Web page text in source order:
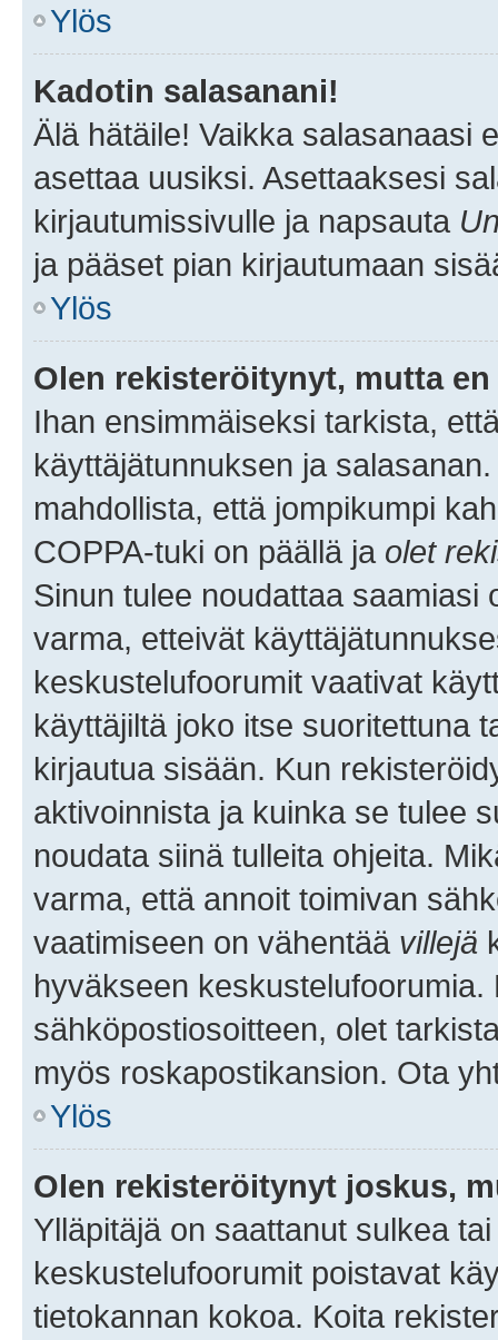
Ylös
Kadotin salasanani!
Älä hätäile! Vaikka salasanaasi
asettaa uusiksi. Asettaaksesi
kirjautumissivulle ja napsauta
ja pääset pian kirjautumaan
Ylös
Olen rekisteröitynyt, mutta
Ihan ensimmäiseksi tarkista,
käyttäjätunnuksen ja
mahdollista, että jompikumpi
COPPA-tuki on päällä ja olet
Sinun tulee noudattaa saamiasi
varma, etteivät
keskustelufoorumit vaativat
käyttäjiltä joko itse suoritettuna
kirjautua sisään. Kun
aktivoinnista ja kuinka se tulee
noudata siinä tulleita ohjeita.
varma, että annoit toimivan
vaatimiseen on vähentää villejä
hyväkseen
sähköpostiosoitteen, olet
myös roskapostikansion. Ota
Ylös
Olen rekisteröitynyt joskus,
Ylläpitäjä on saattanut sulkea
keskustelufoorumit poistavat
tietokannan kokoa. Koita